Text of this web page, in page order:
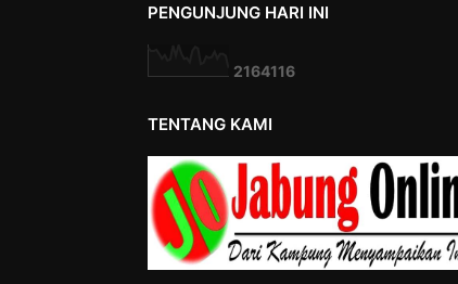
PENGUNJUNG HARI INI
2164116
TENTANG KAMI